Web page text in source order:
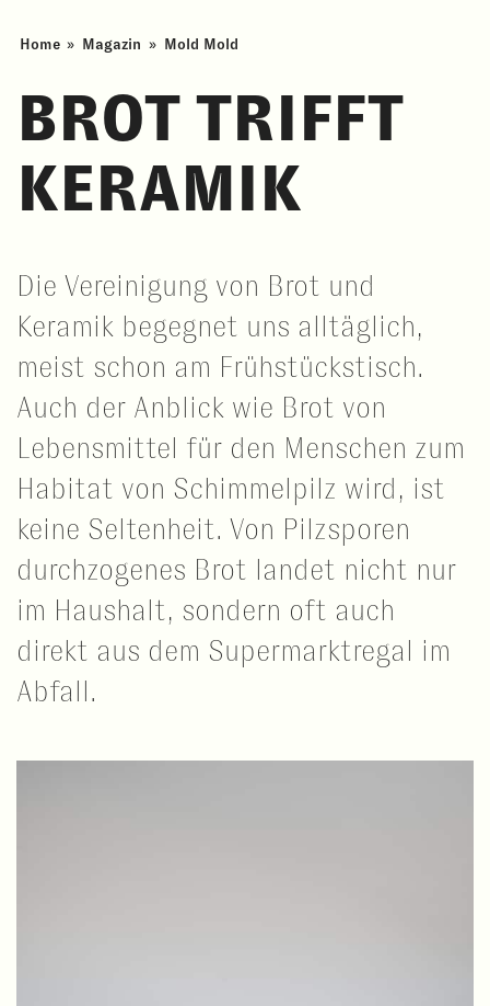
Home » Magazin » Mold Mold
BROT TRIFFT
KERAMIK
Die Vereinigung von Brot und
Keramik begegnet uns alltäglich,
meist schon am Frühstückstisch.
Auch der Anblick wie Brot von
Lebensmittel für den Menschen zum
Habitat von Schimmelpilz wird, ist
keine Seltenheit. Von Pilzsporen
durchzogenes Brot landet nicht nur
im Haushalt, sondern oft auch
direkt aus dem Supermarktregal im
Abfall.